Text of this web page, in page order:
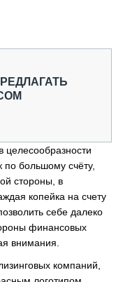
целесообразности
большому счёту,
стороны, в
копейка на счету
себе далеко
финансовых
внимания.
компаний,